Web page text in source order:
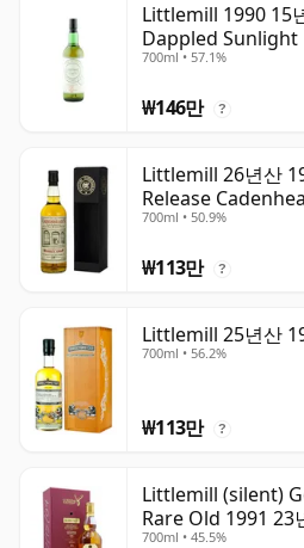
Littlemill 1990 15
Dappled Sunlight
700ml • 57.1%
₩146만 ?
Littlemill 26년산
Release
700ml • 50.9%
₩113만 ?
Littlemill 25년산
700ml • 56.2%
₩113만 ?
Littlemill (silent)
Rare Old 1991 23
700ml • 45.5%